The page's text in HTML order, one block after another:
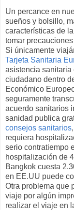
Un percance en
sueños y bolsillo,
características de
tomar
Si únicamente
Tarjeta Sanitaria
asistencia
ciudadano dentro
Económico
seguramente
acuerdo sanitarios
sanidad publica
consejos sanitarios
requiera
serio contratiempo
hospitalización de
Bangkok cuesta
en EE.UU puede
Otra problema que
viaje por algún
realizar el viaje en